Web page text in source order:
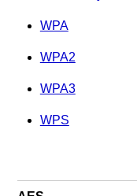
WPA
WPA2
WPA3
WPS